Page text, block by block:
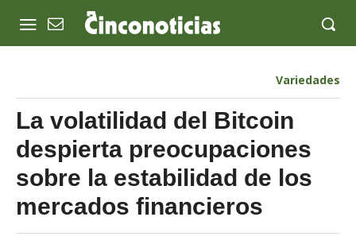
Variedades
La volatilidad del Bitcoin
despierta preocupaciones
sobre la estabilidad de los
mercados financieros